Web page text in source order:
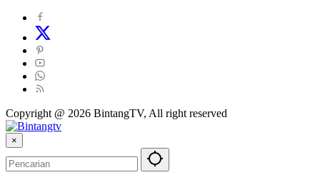
Copyright @ 2026 BintangTV, All right reserved
×